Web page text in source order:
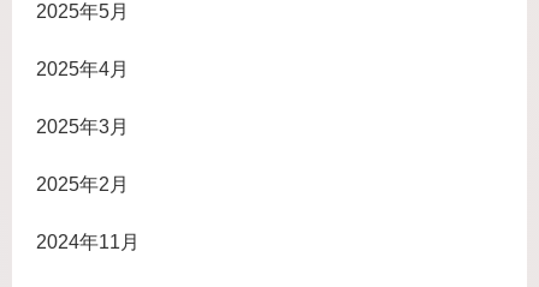
2025年5月
2025年4月
2025年3月
2025年2月
2024年11月